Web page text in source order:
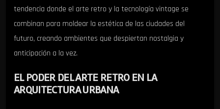
tendencia donde el arte retro y la tecnología vintage se
combinan para moldear la estética de las ciudades del
futuro, creando ambientes que despiertan nostalgia y
anticipación a la vez.
EL PODER DEL ARTE RETRO EN LA
ARQUITECTURA URBANA